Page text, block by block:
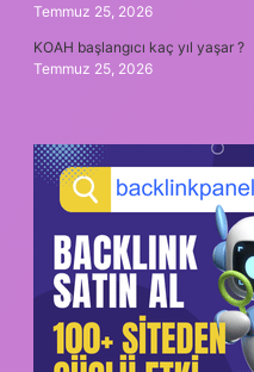
Temmuz 25, 2026
KOAH başlangıcı kaç yıl yaşar ?
Temmuz 25, 2026